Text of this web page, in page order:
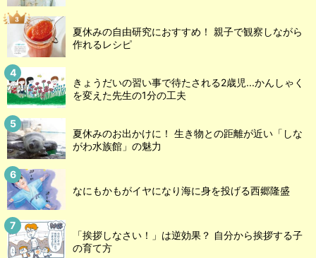
夏休みの自由研究におすすめ！ 親子で観察しながら
作れるレシピ
きょうだいの習い事で待たされる2歳児...かんしゃく
を変えた先生の1分の工夫
夏休みのお出かけに！ 生き物との距離が近い「しな
がわ水族館」の魅力
なにもかもがイヤになり海に身を投げる西郷隆盛
「挨拶しなさい！」は逆効果？ 自分から挨拶する子
の育て方